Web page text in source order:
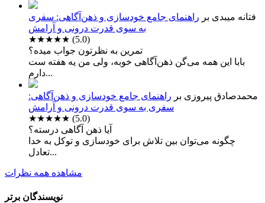
فتانه میبدی بر راهنمای جامع خودسازی و ذهن‌آگاهی: سفری
به سوی قدرت درونی و آرامش
★★★★★ (5.0)
تمرین به نظرتون جواب میده؟
بابا این همه می‌گن ذهن‌آگاهی خوبه، ولی من یه هفته ست
دارم...
محمدصادق پیروزی بر راهنمای جامع خودسازی و ذهن‌آگاهی:
سفری به سوی قدرت درونی و آرامش
★★★★★ (5.0)
آیا ذهن آگاهی درسته؟
چگونه می‌توان بین تلاش برای خودسازی و توکل به خدا
تعادل...
مشاهده همه نظرات
نویسندگان برتر